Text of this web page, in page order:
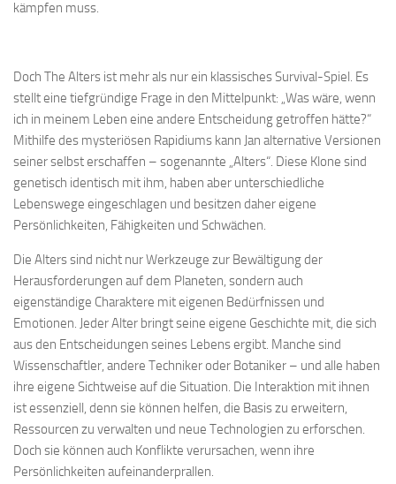
kämpfen muss.
Doch The Alters ist mehr als nur ein klassisches Survival-Spiel. Es
stellt eine tiefgründige Frage in den Mittelpunkt: „Was wäre, wenn
ich in meinem Leben eine andere Entscheidung getroffen hätte?“
Mithilfe des mysteriösen Rapidiums kann Jan alternative Versionen
seiner selbst erschaffen – sogenannte „Alters“. Diese Klone sind
genetisch identisch mit ihm, haben aber unterschiedliche
Lebenswege eingeschlagen und besitzen daher eigene
Persönlichkeiten, Fähigkeiten und Schwächen.
Die Alters sind nicht nur Werkzeuge zur Bewältigung der
Herausforderungen auf dem Planeten, sondern auch
eigenständige Charaktere mit eigenen Bedürfnissen und
Emotionen. Jeder Alter bringt seine eigene Geschichte mit, die sich
aus den Entscheidungen seines Lebens ergibt. Manche sind
Wissenschaftler, andere Techniker oder Botaniker – und alle haben
ihre eigene Sichtweise auf die Situation. Die Interaktion mit ihnen
ist essenziell, denn sie können helfen, die Basis zu erweitern,
Ressourcen zu verwalten und neue Technologien zu erforschen.
Doch sie können auch Konflikte verursachen, wenn ihre
Persönlichkeiten aufeinanderprallen.